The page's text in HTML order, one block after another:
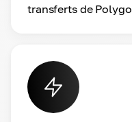
transferts de